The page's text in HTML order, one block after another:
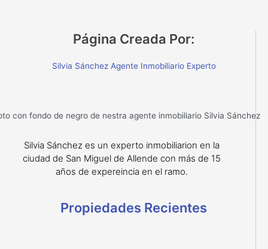
Página Creada Por:
Silvia Sánchez Agente Inmobiliario Experto
Silvia Sánchez es un experto inmobiliarion en la
ciudad de San Miguel de Allende con más de 15
años de expereincia en el ramo.
Propiedades Recientes